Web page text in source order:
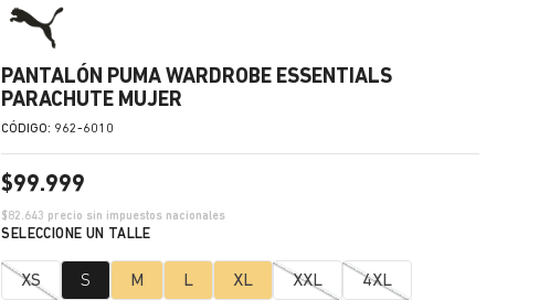
PANTALÓN PUMA WARDROBE ESSENTIALS
PARACHUTE MUJER
: 962-6010
$99.999
$82.643 precio sin impuestos nacionales
XS S M L XL XXL 4XL